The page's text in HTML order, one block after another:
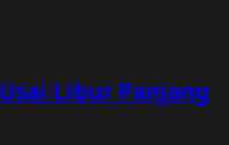
Libur Panjang